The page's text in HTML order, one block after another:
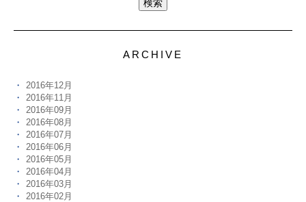
ARCHIVE
2016年12月
2016年11月
2016年09月
2016年08月
2016年07月
2016年06月
2016年05月
2016年04月
2016年03月
2016年02月